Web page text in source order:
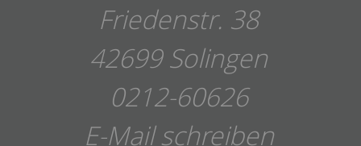
Friedenstr. 38
42699 Solingen
0212-60626
E-Mail schreiben